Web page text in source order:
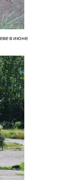
в июне